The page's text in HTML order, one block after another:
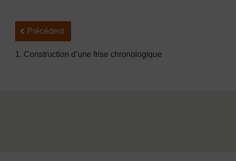
Précédent
Précédent
1. Construction d’une frise chronologique